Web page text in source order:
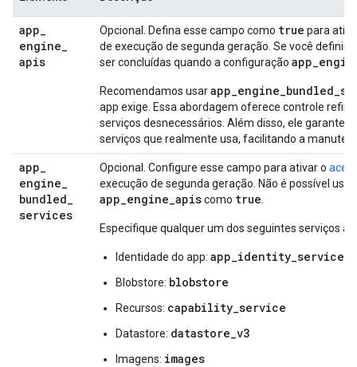
app_
engine_
apis
Opcional. Defina esse campo como true para
de execução de segunda geração. Se você definir
ser concluídas quando a configuração
Recomendamos usar
app exige. Essa abordagem oferece controle
serviços desnecessários. Além disso, ele garante
serviços que realmente usa, facilitando a
app_
engine_
bundled_
services
Opcional. Configure esse campo para ativar o
execução de segunda geração. Não é possível
app_engine_apiscomo true
Especifique qualquer um dos seguintes serviços
Identidade do app: app_identity_service
Blobstore: blobstore
Recursos: capability_service
Datastore: datastore_v3
Imagens: images